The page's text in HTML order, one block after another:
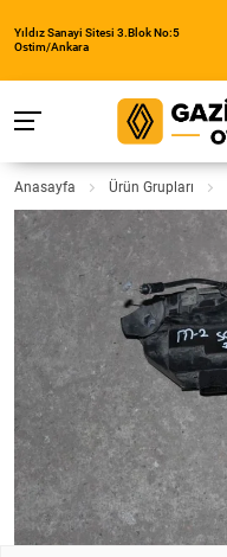
Yıldız Sanayi Sitesi 3.Blok No:5
Ostim/Ankara
Anasayfa Ürün Grupları